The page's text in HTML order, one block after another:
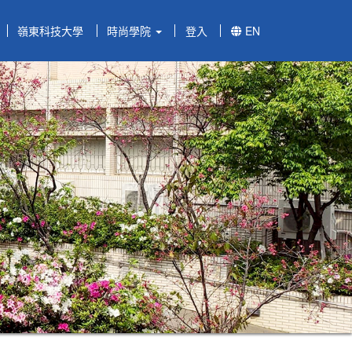
嶺東科技大學 時尚學院 登入 EN